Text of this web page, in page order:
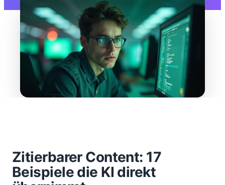
Zitierbarer Content: 17
Beispiele die KI direkt